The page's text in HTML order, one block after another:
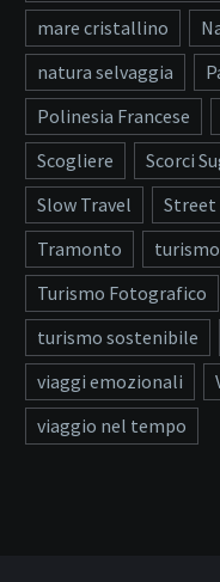
mare cristallino
natura selvaggia
Polinesia Francese
Scogliere
Scorci
Slow Travel
Tramonto
Turismo Fotografico
turismo sostenibile
viaggi emozionali
viaggio nel tempo